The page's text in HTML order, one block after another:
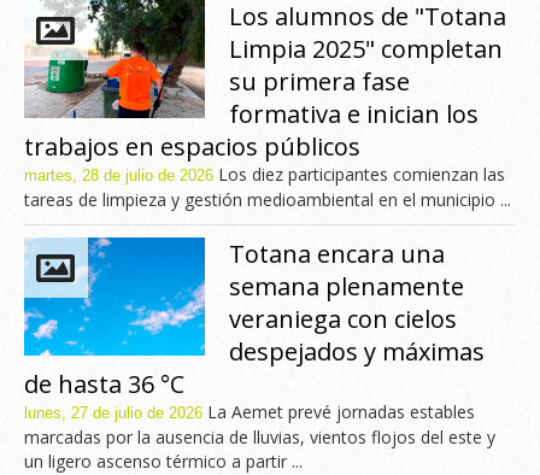
Los alumnos de "Totana
Limpia 2025" completan
su primera fase
formativa e inician los
trabajos en espacios públicos
martes, 28 de julio de 2026 Los diez participantes comienzan las
tareas de limpieza y gestión medioambiental en el municipio ...
Totana encara una
semana plenamente
veraniega con cielos
despejados y máximas
de hasta 36 °C
lunes, 27 de julio de 2026 La Aemet prevé jornadas estables
marcadas por la ausencia de lluvias, vientos flojos del este y
un ligero ascenso térmico a partir ...